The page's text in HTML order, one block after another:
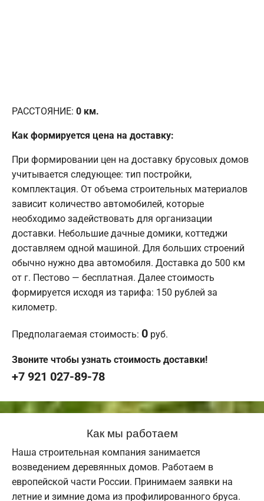
РАССТОЯНИЕ: 0 км.
Как формируется цена на доставку:
При формировании цен на доставку брусовых домов
учитывается следующее: тип постройки,
комплектация. От объема строительных материалов
зависит количество автомобилей, которые
необходимо задействовать для организации
доставки. Небольшие дачные домики, коттеджи
доставляем одной машиной. Для больших строений
обычно нужно два автомобиля. Доставка до 500 км
от г. Пестово — бесплатная. Далее стоимость
формируется исходя из тарифа: 150 рублей за
километр.
Предполагаемая стоимость: 0 руб.
Звоните чтобы узнать стоимость доставки!
+7 921 027-89-78
Как мы работаем
Наша строительная компания занимается
возведением деревянных домов. Работаем в
европейской части России. Принимаем заявки на
летние и зимние дома из профилированного бруса.